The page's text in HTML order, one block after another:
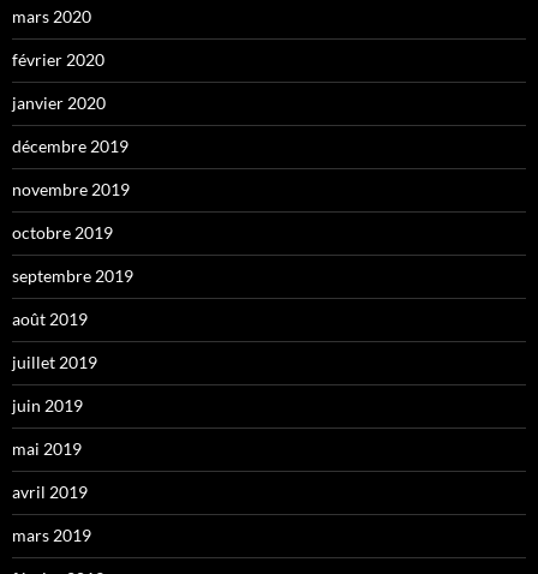
mars 2020
février 2020
janvier 2020
décembre 2019
novembre 2019
octobre 2019
septembre 2019
août 2019
juillet 2019
juin 2019
mai 2019
avril 2019
mars 2019